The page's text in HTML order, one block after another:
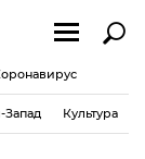
Запад Культура